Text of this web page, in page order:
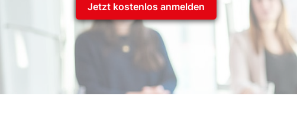
Jetzt kostenlos anmelden